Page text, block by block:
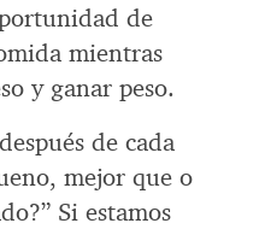
de
mientras
y ganar peso.
de cada
mejor que o
Si estamos